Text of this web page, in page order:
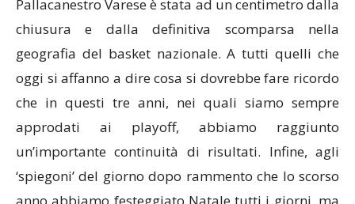
Pallacanestro Varese è stata ad un centimetro dalla
chiusura e dalla definitiva scomparsa nella
geografia del basket nazionale. A tutti quelli che
oggi si affanno a dire cosa si dovrebbe fare ricordo
che in questi tre anni, nei quali siamo sempre
approdati ai playoff, abbiamo raggiunto
un’importante continuità di risultati. Infine, agli
‘spiegoni’ del giorno dopo rammento che lo scorso
anno abbiamo festeggiato Natale tutti i giorni, ma